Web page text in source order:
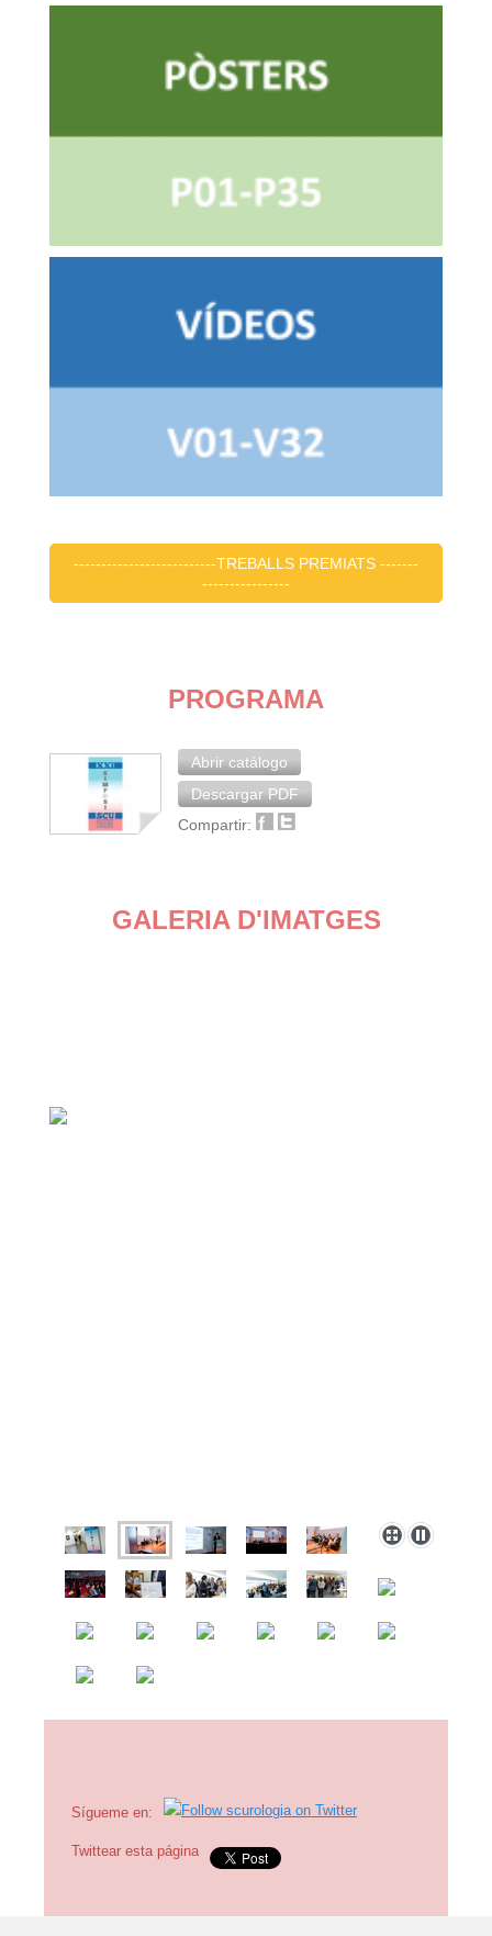
--------------------------TREBALLS PREMIATS -------
----------------
PROGRAMA
Abrir catálogo
Descargar PDF
Compartir:
GALERIA D'IMATGES
Sígueme en:
Twittear esta página